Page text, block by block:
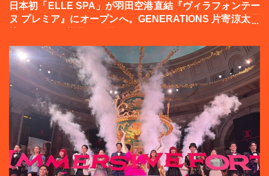
日本初「ELLE SPA」が羽田空港直結『ヴィラフォンテー
ヌ プレミア』にオープンへ。GENERATIONS 片寄涼太登